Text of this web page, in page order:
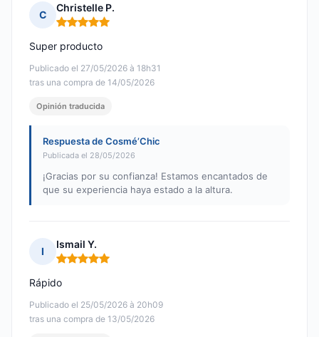
C
Christelle P.
Nota: 5 de 5
Publicado el 27/05/2026 à 18h31
tras una compra de 14/05/2026
Super producto
Opinión traducida
Respuesta de Cosmé’Chic
Publicada el 28/05/2026
¡Gracias por su confianza! Estamos encantados de
que su experiencia haya estado a la altura.
I
Ismail Y.
Nota: 5 de 5
Publicado el 25/05/2026 à 20h09
tras una compra de 13/05/2026
Rápido